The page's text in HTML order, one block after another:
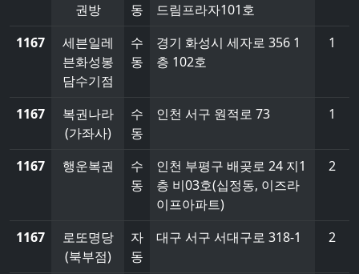
권방
동
드림프라자101호
1167
세븐일레
븐화성봉
담수기점
수
동
경기 화성시 세자로 356 1
층 102호
1
1167
복권나라
(가좌사)
수
동
인천 서구 원적로 73 1
1167 행운복권
수
동
인천 부평구 배곶로 24 지1
층 비03호(십정동, 이즈라
이프아파트)
2
1167
로또명당
(북부점)
자
동
대구 서구 서대구로 318-1 2